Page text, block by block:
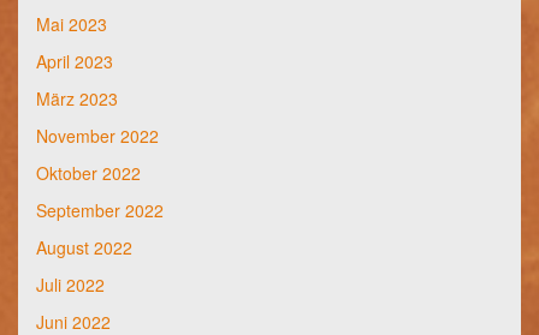
Mai 2023
April 2023
März 2023
November 2022
Oktober 2022
September 2022
August 2022
Juli 2022
Juni 2022